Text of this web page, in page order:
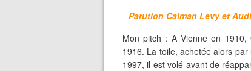
Parution Calman Levy et
Mon pitch : A Vienne en 1910,
1916. La toile, achetée alors
1997, il est volé avant de